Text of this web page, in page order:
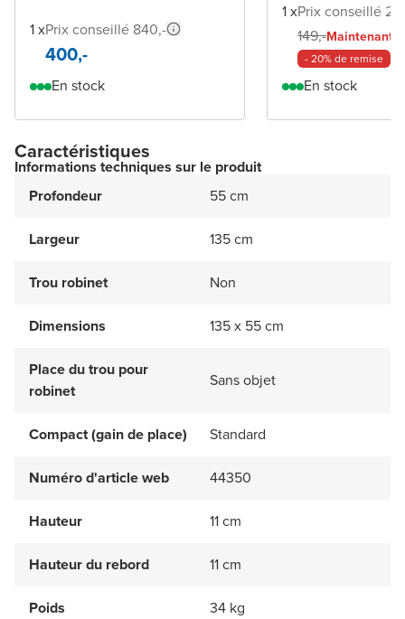
1 xPrix conseillé 840,-
400,-
En stock
1 xPrix conseillé
149,-Maintenant
- 20% de remise
En stock
Caractéristiques
Informations techniques sur le produit
Profondeur
55 cm
Largeur 135 cm
Trou robinet Non
Dimensions 135 x 55 cm
Place du trou pour
robinet
Sans objet
Compact (gain de place) Standard
Numéro d'article web 44350
Hauteur 11 cm
Hauteur du rebord 11 cm
Poids 34 kg